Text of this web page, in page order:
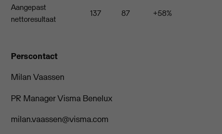
Aangepast
nettoresultaat
137 87 +58%
Perscontact
Milan Vaassen
PR Manager Visma Benelux
milan.vaassen@visma.com